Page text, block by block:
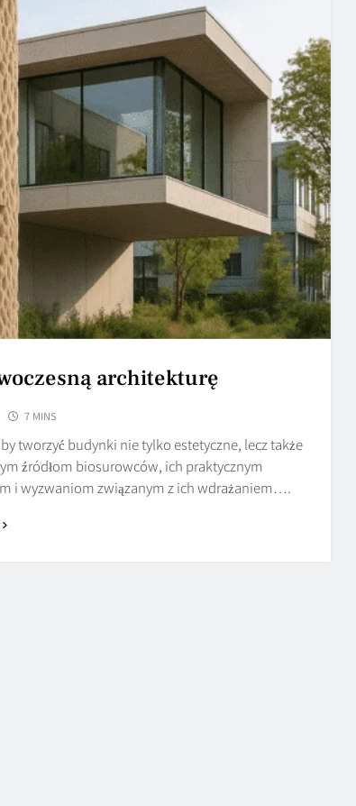
architekturę
7 MINS
tworzyć budynki nie tylko estetyczne, lecz także
źródłom biosurowców, ich praktycznym
i wyzwaniom związanym z ich wdrażaniem….